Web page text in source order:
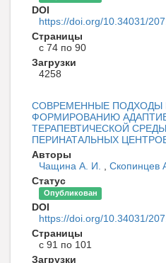
DOI
https://doi.org/10.34031/
Страницы
с 74 по 90
Загрузки
4258
СОВРЕМЕННЫЕ ПОДХОДЫ
ФОРМИРОВАНИЮ
ТЕРАПЕВТИЧЕСКОЙ
ПЕРИНАТАЛЬНЫХ
Авторы
Чащина А. И. , Скопинцев
Статус
Опубликован
DOI
https://doi.org/10.34031/
Страницы
с 91 по 101
Загрузки